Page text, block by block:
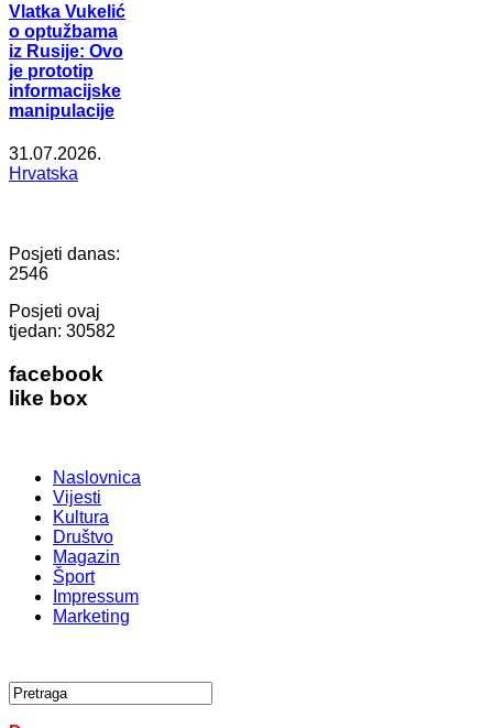
Vlatka Vukelić
o optužbama
iz Rusije: Ovo
je prototip
informacijske
manipulacije
31.07.2026.
Hrvatska
Posjeti danas:
2546
Posjeti ovaj
tjedan: 30582
facebook
like box
Naslovnica
Vijesti
Kultura
Društvo
Magazin
Šport
Impressum
Marketing